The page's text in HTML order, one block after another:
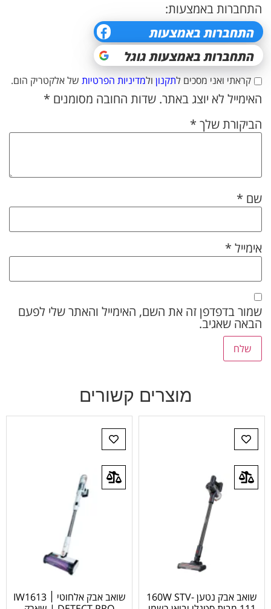
התחברות באמצעות:
קראתי ואני מסכים לתקנון ולמדיניות הפרטיות של אלקטריק הום.
האימייל לא יוצג באתר. שדות החובה מסומנים *
הביקורת שלך *
שם *
אימייל *
שמור בדפדפן זה את השם, האימייל והאתר שלי לפעם
הבאה שאגיב.
מוצרים קשורים
שואב אבק נטען 160W STV-
שואב אבק אלחוטי ׀ IW1613